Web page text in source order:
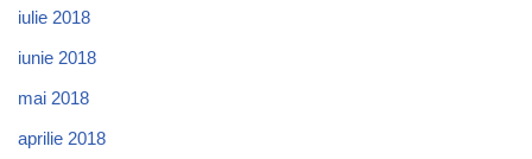
iulie 2018
iunie 2018
mai 2018
aprilie 2018